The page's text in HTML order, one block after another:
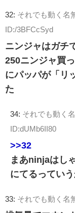
32: それでも動く名
ID:/3BFCcSyd
ニンジャはガチ
250ニンジャ買
にパッパが「リ
た
34: それでも動く名
ID:dUMb6II80
>>32
まあninjaはし
にてるってい
33: それでも動く名